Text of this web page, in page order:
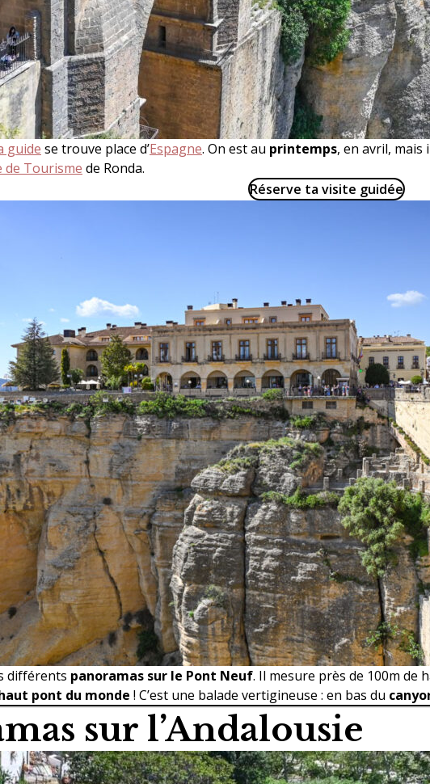
guide se trouve place d’Espagne. On est au printemps, en avril, mais
de Tourisme de Ronda.
Réserve ta visite guidée
différents panoramas sur le Pont Neuf. Il mesure près de 100m de
pont du monde ! C’est une balade vertigineuse : en bas du
sur l’Andalousie